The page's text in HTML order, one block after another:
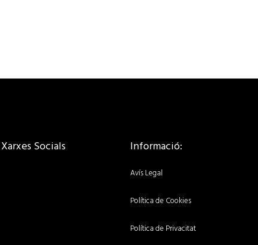
Socials Informació:
Avís Legal
Política de Cookies
Política de Privacitat